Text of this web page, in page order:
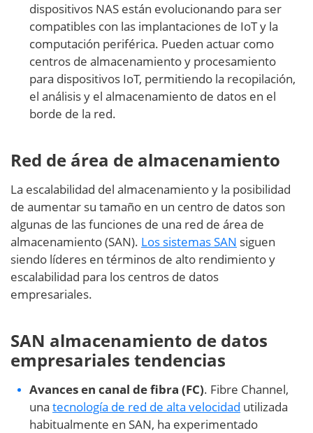
dispositivos NAS están evolucionando para ser
compatibles con las implantaciones de IoT y la
computación periférica. Pueden actuar como
centros de almacenamiento y procesamiento
para dispositivos IoT, permitiendo la recopilación,
el análisis y el almacenamiento de datos en el
borde de la red.
Red de área de almacenamiento
La escalabilidad del almacenamiento y la posibilidad
de aumentar su tamaño en un centro de datos son
algunas de las funciones de una red de área de
almacenamiento (SAN). Los sistemas SAN siguen
siendo líderes en términos de alto rendimiento y
escalabilidad para los centros de datos
empresariales.
SAN almacenamiento de datos
empresariales tendencias
Avances en canal de fibra (FC). Fibre Channel,
una tecnología de red de alta velocidad utilizada
habitualmente en SAN, ha experimentado